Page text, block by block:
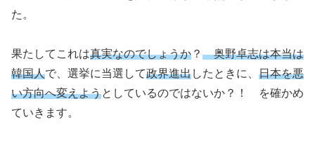
た。
果たしてこれは真実なのでしょうか ？ 奥野卓志は本当は
韓国人で、選挙に当選して政界進出したときに、 日本を悪
い方向へ変えようとしているのではないか？！ を確かめ
ていきます。